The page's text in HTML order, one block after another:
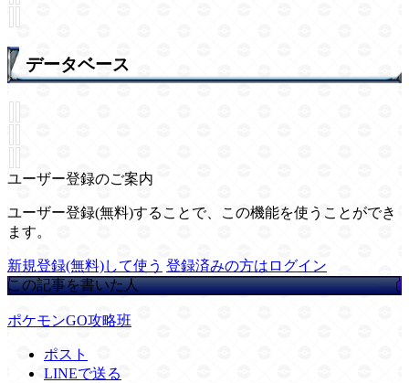
データベース
ユーザー登録のご案内
ユーザー登録(無料)することで、この機能を使うことができ
ます。
新規登録(無料)して使う 登録済みの方はログイン
この記事を書いた人
ポケモンGO攻略班
ポスト
LINEで送る